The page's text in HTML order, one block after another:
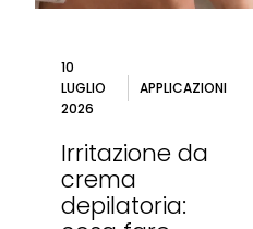
10
LUGLIO
2026
APPLICAZIONI
Irritazione da
crema
depilatoria: